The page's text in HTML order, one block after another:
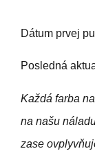
Dátum prvej
Posledná
Každá farba
na našu
zase